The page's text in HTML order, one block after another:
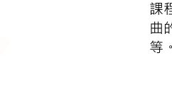
課
曲
等。